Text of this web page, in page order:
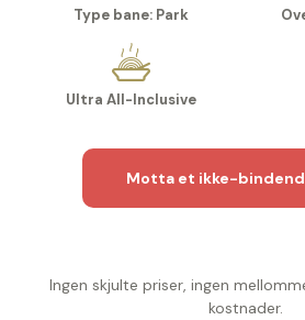
Type bane: Park
Ultra All-Inclusive
Motta et ikke-
Ingen skjulte priser, ingen
kostnader.